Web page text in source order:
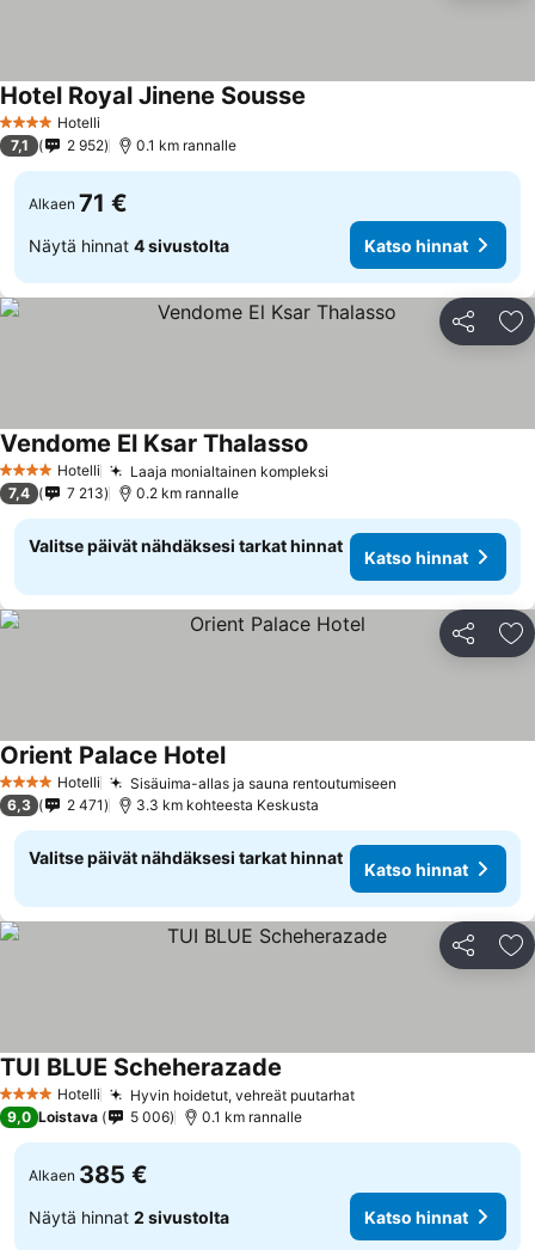
4 Tähtiluokitus
Hotelli
Hotel Royal Jinene Sousse
7,1 2 952 0.1 km rannalle
Alkaen 71 €
Näytä hinnat 4 sivustolta Katso hinnat
Jaa
4 Tähtiluokitus
Hotelli Laaja monialtainen kompleksi
Vendome El Ksar Thalasso
7,4 7 213 0.2 km rannalle
Valitse päivät nähdäksesi tarkat hinnat
Katso hinnat
Jaa
4 Tähtiluokitus
Hotelli Sisäuima-allas ja sauna rentoutumiseen
Orient Palace Hotel
6,3 2 471 3.3 km kohteesta Keskusta
Valitse päivät nähdäksesi tarkat hinnat
Katso hinnat
Jaa
4 Tähtiluokitus
Hotelli Hyvin hoidetut, vehreät puutarhat
TUI BLUE Scheherazade
9,0 Loistava 5 006 0.1 km rannalle
Alkaen 385 €
Näytä hinnat 2 sivustolta Katso hinnat